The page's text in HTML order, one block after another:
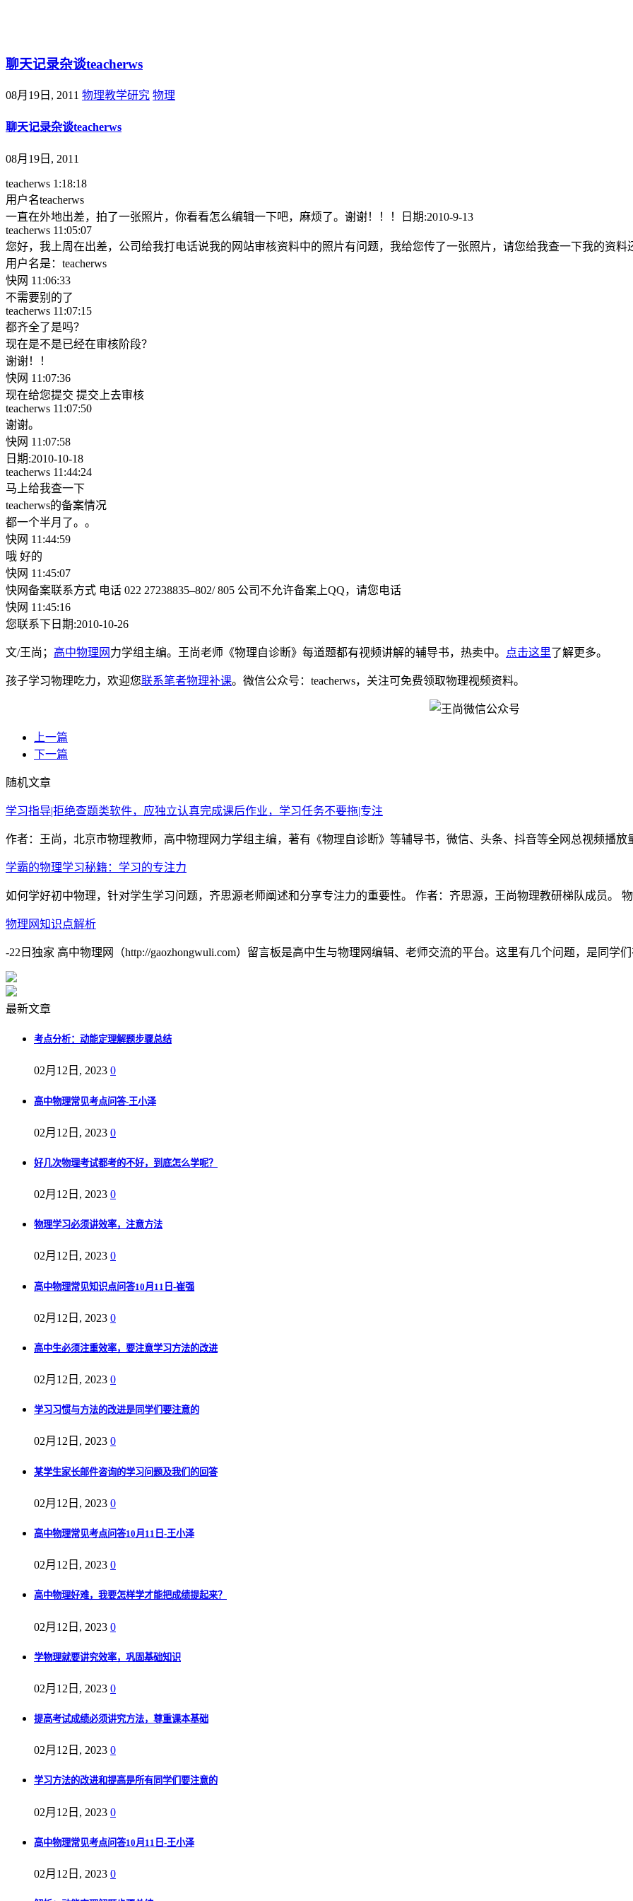
聊天记录杂谈teacherws
08月19日, 2011 物理教学研究 物理
聊天记录杂谈teacherws
08月19日, 2011
teacherws 1:18:18
用户名teacherws
一直在外地出差，拍了一张照片，你看看怎么编辑一下吧，麻烦了。谢谢！！！日期:2010-9-13
teacherws 11:05:07
您好，我上周在出差，公司给我打电话说我的网站审核资料中的照片有问题，我给您传了一张照片，请您给我查一下我的资料
用户名是：teacherws
快网 11:06:33
不需要别的了
teacherws 11:07:15
都齐全了是吗？
现在是不是已经在审核阶段？
谢谢！！
快网 11:07:36
现在给您提交 提交上去审核
teacherws 11:07:50
谢谢。
快网 11:07:58
日期:2010-10-18
teacherws 11:44:24
马上给我查一下
teacherws的备案情况
都一个半月了。。
快网 11:44:59
哦 好的
快网 11:45:07
快网备案联系方式 电话 022 27238835–802/ 805 公司不允许备案上QQ，请您电话
快网 11:45:16
您联系下日期:2010-10-26
文/王尚； 高中物理网 力学组主编。王尚老师《物理自诊断》每道题都有视频讲解的辅导书，热卖中。 点击这里了解更多。
孩子学习物理吃力，欢迎您联系笔者物理补课。微信公众号：teacherws，关注可免费领取物理视频资料。
上一篇
下一篇
随机文章
学习指导|拒绝查题类软件，应独立认真完成课后作业，学习任务不要拖|专注
作者：王尚，北京市物理教师，高中物理网力学组主编，著有《物理自诊断》等辅导书，微信、头条、抖音等全网总视频播放
学霸的物理学习秘籍：学习的专注力
如何学好初中物理，针对学生学习问题，齐思源老师阐述和分享专注力的重要性。 作者：齐思源，王尚物理教研梯队成员。
物理网知识点解析
-22日独家 高中物理网（http://gaozhongwuli.com）留言板是高中生与物理网编辑、老师交流的平台。这里有几个问题，是同学
最新文章
考点分析：动能定理解题步骤总结
02月12日, 2023 0
高中物理常见考点问答-王小泽
02月12日, 2023 0
好几次物理考试都考的不好，到底怎么学呢？
02月12日, 2023 0
物理学习必须讲效率，注意方法
02月12日, 2023 0
高中物理常见知识点问答10月11日-崔强
02月12日, 2023 0
高中生必须注重效率，要注意学习方法的改进
02月12日, 2023 0
学习习惯与方法的改进是同学们要注意的
02月12日, 2023 0
某学生家长邮件咨询的学习问题及我们的回答
02月12日, 2023 0
高中物理常见考点问答10月11日-王小泽
02月12日, 2023 0
高中物理好难，我要怎样学才能把成绩提起来？
02月12日, 2023 0
学物理就要讲究效率，巩固基础知识
02月12日, 2023 0
提高考试成绩必须讲究方法，尊重课本基础
02月12日, 2023 0
学习方法的改进和提高是所有同学们要注意的
02月12日, 2023 0
高中物理常见考点问答10月11日-王小泽
02月12日, 2023 0